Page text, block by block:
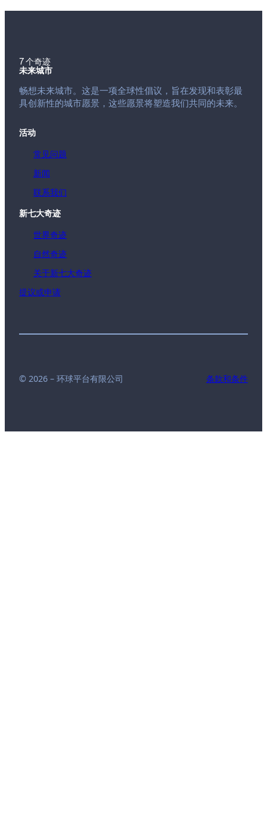
7 个奇迹
未来城市
畅想未来城市。这是一项全球性倡议，旨在发现和表彰最
具创新性的城市愿景，这些愿景将塑造我们共同的未来。
活动
常见问题
新闻
联系我们
新七大奇迹
世界奇迹
自然奇迹
关于新七大奇迹
提议或申请
© 2026 – 环球平台有限公司 条款和条件